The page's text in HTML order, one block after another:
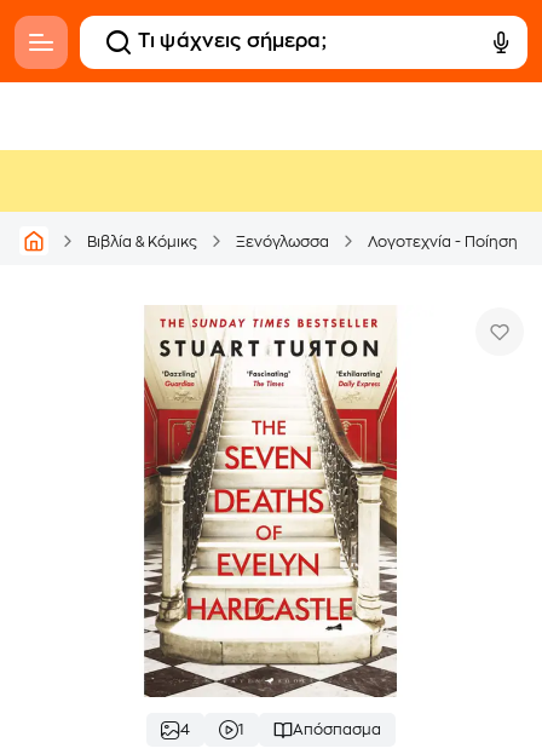
Βιβλία & Κόμικς Ξενόγλωσσα Λογοτεχνία - Ποίηση
4 1 Απόσπασμα